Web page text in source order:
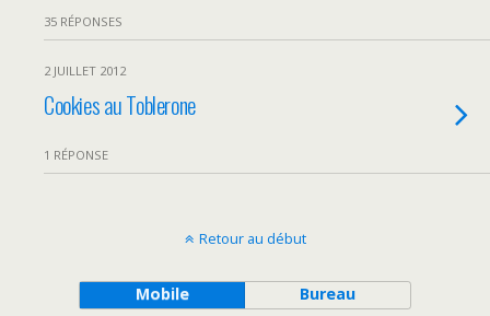
35 RÉPONSES
2 JUILLET 2012
Cookies au Toblerone
1 RÉPONSE
Retour au début
Mobile Bureau